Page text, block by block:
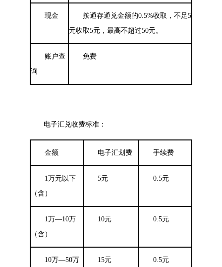
现金
按通存通兑金额的0.5%收取，不足5
元收取5元，最高不超过50元。
账户查
询
免费
电子汇兑收费标准：
金额 电子汇划费 手续费
1万元以下
（含）
5元 0.5元
1万—10万
（含）
10元 0.5元
10万—50万
15元 0.5元